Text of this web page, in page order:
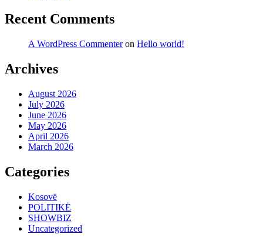
Recent Comments
A WordPress Commenteron Hello world!
Archives
August 2026
July 2026
June 2026
May 2026
April 2026
March 2026
Categories
Kosovë
POLITIKË
SHOWBIZ
Uncategorized